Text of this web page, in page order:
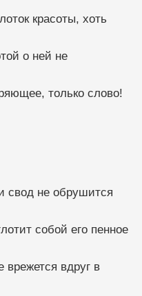
красоты, хоть
о ней не
только слово!
свод не обрушится
собой его пенное
вдруг в